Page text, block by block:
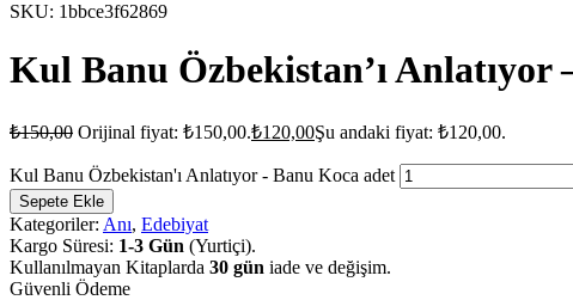
SKU: 1bbce3f62869
Kul Banu Özbekistan’ı Anlatıyor
₺150,00 Orijinal fiyat: ₺150,00.₺120,00Şu andaki fiyat: ₺120,00.
Kul Banu Özbekistan'ı Anlatıyor - Banu Koca adet
Sepete Ekle
Kategoriler: Anı, Edebiyat
Kargo Süresi: 1-3 Gün (Yurtiçi).
Kullanılmayan Kitaplarda 30 gün iade ve değişim.
Güvenli Ödeme